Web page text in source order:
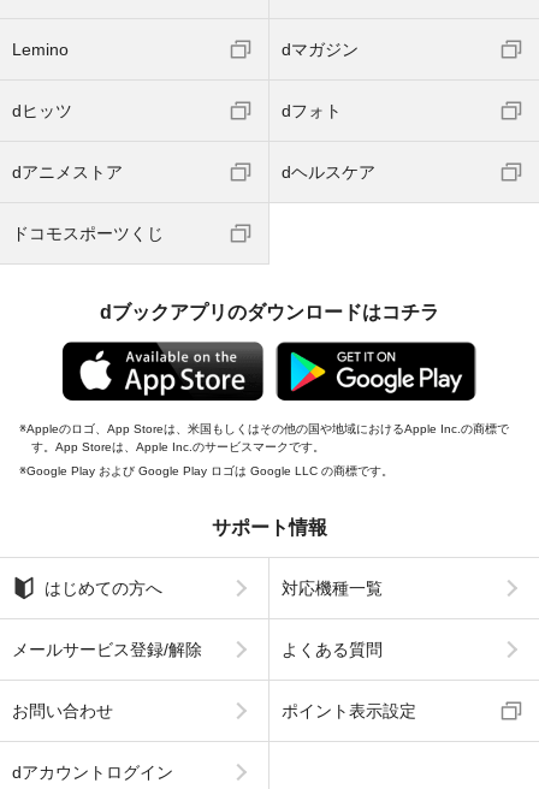
Lemino dマガジン
dヒッツ dフォト
dアニメストア dヘルスケア
ドコモスポーツくじ
dブックアプリのダウンロードはコチラ
Appleのロゴ、App Storeは、米国もしくはその他の国や地域におけるApple Inc.の商標で
す。App Storeは、Apple Inc.のサービスマークです。
Google Play および Google Play ロゴは Google LLC の商標です。
サポート情報
はじめての方へ 対応機種一覧
メールサービス登録/解除 よくある質問
お問い合わせ ポイント表示設定
dアカウントログイン